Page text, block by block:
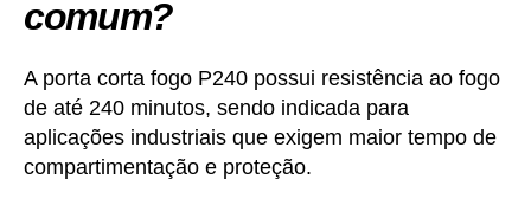
comum?
A porta corta fogo P240 possui resistência ao fogo
de até 240 minutos, sendo indicada para
aplicações industriais que exigem maior tempo de
compartimentação e proteção.